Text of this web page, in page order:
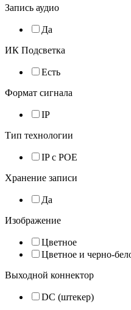
Запись аудио
Да
ИК Подсветка
Есть
Формат сигнала
IP
Тип технологии
IP с POE
Хранение записи
Да
Изображение
Цветное
Цветное и черно-
Выходной коннектор
DC (штекер)